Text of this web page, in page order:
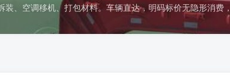
、空调移机、打包材料。车辆直达，明码标价无隐形消费